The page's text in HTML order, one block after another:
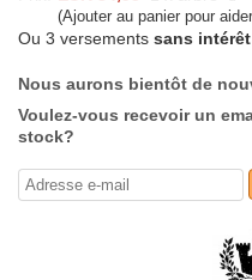
(Ajouter au panier pour
Ou 3 versements sans intérêt
Nous aurons bientôt de
Voulez-vous recevoir un
stock?